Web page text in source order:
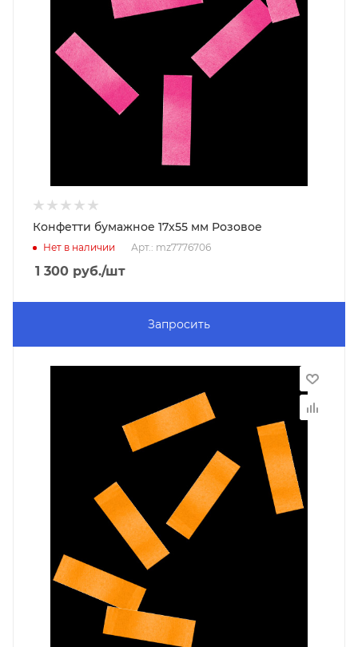
Конфетти бумажное 17х55 мм Розовое
Нет в наличии Арт.: mz7776706
1 300 руб./шт
Запросить